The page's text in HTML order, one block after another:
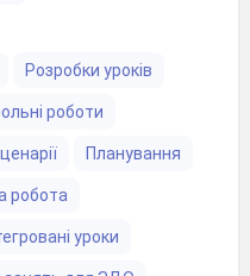
Розробки уроків
роботи
Планування
робота
уроки